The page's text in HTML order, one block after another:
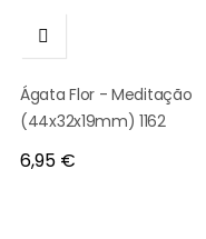

Ágata Flor - Meditação
(44x32x19mm) 1162
Preço
6,95 €